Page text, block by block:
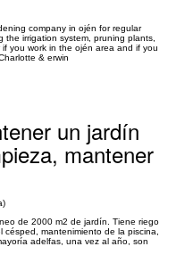
company in ojén for regular
irrigation system, pruning plants,
you work in the ojén area and if you
& erwin
un jardín
mantener
de 2000 m2 de jardín. Tiene riego
mantenimiento de la piscina,
adelfas, una vez al año, son